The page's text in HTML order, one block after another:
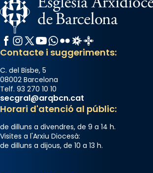
Facebook
Instagram
X / Twitter
YouTube
WhatsApp
FlickrRadio Estel
Catalunya
Contacte i suggeriments:
C. del Bisbe, 5
08002 Barcelona
Telf. 93 270 10 10
secgral@arqbcn.cat
Horari d'atenció al públic:
de dilluns a divendres, de 9 a 14 h.
Visites a l'Arxiu Diocesà:
de dilluns a dijous, de 10 a 13 h.